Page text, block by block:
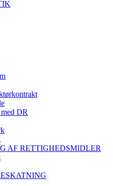
DR
AF RETTIGHEDSMIDLER